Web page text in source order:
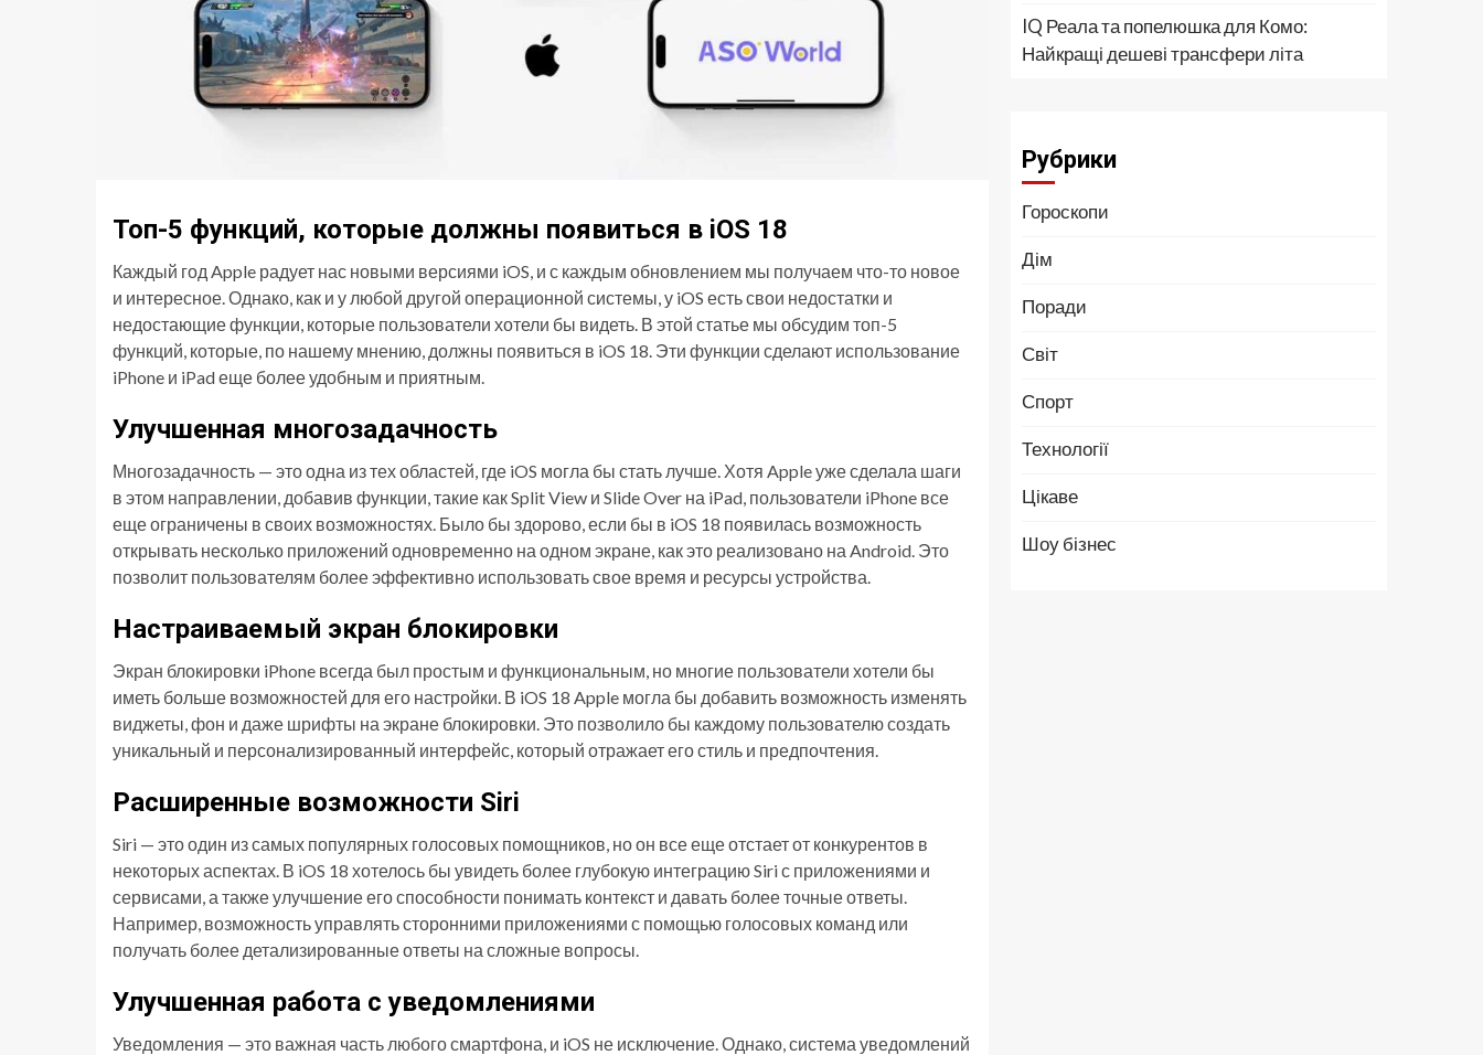
Топ-5 функций, которые должны появиться в iOS 18
Каждый год Apple радует нас новыми версиями iOS, и с каждым обновлением мы получаем что-то новое
и интересное. Однако, как и у любой другой операционной системы, у iOS есть свои недостатки и
недостающие функции, которые пользователи хотели бы видеть. В этой статье мы обсудим топ-5
функций, которые, по нашему мнению, должны появиться в iOS 18. Эти функции сделают использование
iPhone и iPad еще более удобным и приятным.
Улучшенная многозадачность
Многозадачность — это одна из тех областей, где iOS могла бы стать лучше. Хотя Apple уже сделала шаги
в этом направлении, добавив функции, такие как Split View и Slide Over на iPad, пользователи iPhone все
еще ограничены в своих возможностях. Было бы здорово, если бы в iOS 18 появилась возможность
открывать несколько приложений одновременно на одном экране, как это реализовано на Android. Это
позволит пользователям более эффективно использовать свое время и ресурсы устройства.
Настраиваемый экран блокировки
Экран блокировки iPhone всегда был простым и функциональным, но многие пользователи хотели бы
иметь больше возможностей для его настройки. В iOS 18 Apple могла бы добавить возможность изменять
виджеты, фон и даже шрифты на экране блокировки. Это позволило бы каждому пользователю создать
уникальный и персонализированный интерфейс, который отражает его стиль и предпочтения.
Расширенные возможности Siri
Siri — это один из самых популярных голосовых помощников, но он все еще отстает от конкурентов в
некоторых аспектах. В iOS 18 хотелось бы увидеть более глубокую интеграцию Siri с приложениями и
сервисами, а также улучшение его способности понимать контекст и давать более точные ответы.
Например, возможность управлять сторонними приложениями с помощью голосовых команд или
получать более детализированные ответы на сложные вопросы.
Улучшенная работа с уведомлениями
Уведомления — это важная часть любого смартфона, и iOS не исключение. Однако, система уведомлений
IQ Реала та попелюшка для Комо:
Найкращі дешеві трансфери літа
Рубрики
Гороскопи
Дім
Поради
Світ
Спорт
Технології
Цікаве
Шоу бізнес